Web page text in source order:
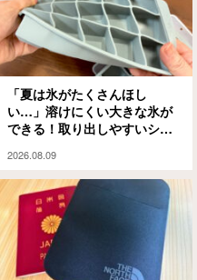
「夏は氷がたくさんほし
い…」溶けにくい大きな氷が
できる！取り出しやすいシリ
2026.08.09